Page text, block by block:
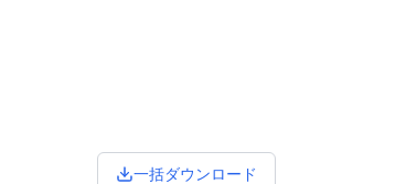
一括ダウンロード